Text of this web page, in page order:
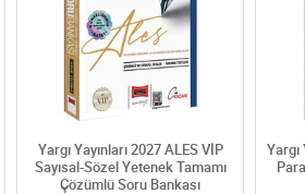
Yargı Yayınları 2027 ALES VİP
Sayısal-Sözel Yetenek Tamamı
Çözümlü Soru Bankası
Yargı